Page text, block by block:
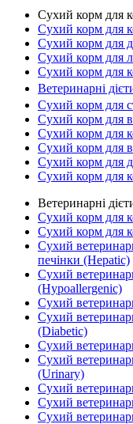
Сухий корм для
Сухий корм для
Сухий корм для
Сухий корм для
Сухий корм для
Ветеринарні
Сухий корм для
Сухий корм для
Сухий корм для
Сухий корм для
Сухий корм для
Сухий корм для
Ветеринарні
Сухий корм для
Сухий корм для
Сухий
печінки (Hepatic)
Сухий
(Hypoallergenic)
Сухий
Сухий
(Diabetic)
Сухий
Сухий
(Urinary)
Сухий
Сухий
Сухий